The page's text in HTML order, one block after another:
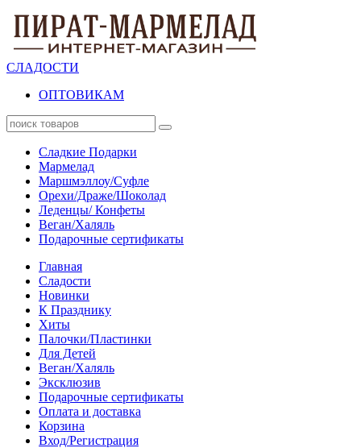
СЛАДОСТИ
ОПТОВИКАМ
Сладкие Подарки
Мармелад
Маршмэллоу/Суфле
Орехи/Драже/Шоколад
Леденцы/ Конфеты
Веган/Халяль
Подарочные сертификаты
Главная
Сладости
Новинки
К Празднику
Хиты
Палочки/Пластинки
Для Детей
Веган/Халяль
Эксклюзив
Подарочные сертификаты
Оплата и доставка
Корзина
Вход/Регистрация